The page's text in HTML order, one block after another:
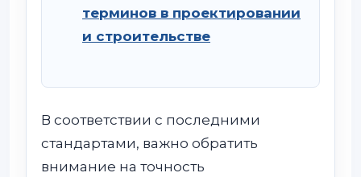
терминов в проектировании
и строительстве
В соответствии с последними
стандартами, важно обратить
внимание на точность